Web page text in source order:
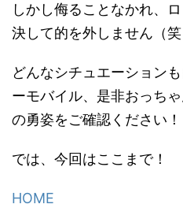
しかし侮ることなかれ、
決して的を外しません（笑
どんなシチュエーション
ーモバイル、是非おっち
の勇姿をご確認ください！
では、今回はここまで！
HOME